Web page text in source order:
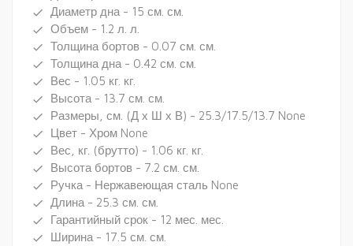
done Диаметр дна - 15 см. см.
done Объем - 1.2 л. л.
done Толщина бортов - 0.07 см. см.
done Толщина дна - 0.42 см. см.
done Вес - 1.05 кг. кг.
done Высота - 13.7 см. см.
done Размеры, см. (Д х Ш х В) - 25.3/17.5/13.7 None
done Цвет - Хром None
done Вес, кг. (брутто) - 1.06 кг. кг.
done Высота бортов - 7.2 см. см.
done Ручка - Нержавеющая сталь None
done Длина - 25.3 см. см.
done Гарантийный срок - 12 мес. мес.
done Ширина - 17.5 см. см.